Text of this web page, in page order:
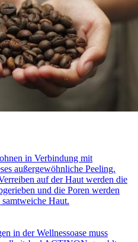
in Verbindung mit
außergewöhnliche Peeling.
auf der Haut werden die
und die Poren werden
Haut.
in der Wellnessoase muss